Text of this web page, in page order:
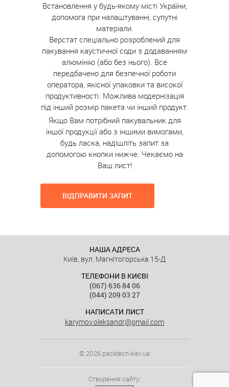
Встановлення у будь-якому місті України,
допомога при налаштуванні, супутні
матеріали.
Верстат спеціально розроблений для
пакування каустичної соди з додаванням
алюмінію (або без нього). Все
передбачено для безпечної роботи
оператора, якісної упаковки та високої
продуктивності. Можлива модернізація
під інший розмір пакета чи інший продукт.
Якщо Вам потрібний пакувальник для
іншої продукції або з іншими вимогами,
будь ласка, надішліть запит за
допомогою кнопки нижче. Чекаємо на
Ваш лист!
ВІДПРАВИТИ ЗАПИТ
НАША АДРЕСА
Київ, вул. Магнітогорська 15-Д
ТЕЛЕФОНИ В КИЄВІ
(067) 636 84 06
(044) 209 03 27
НАПИСАТИ ЛИСТ
karymov.oleksandr@gmail.com
© 2026 packtech.kiev.ua
Створення сайту: